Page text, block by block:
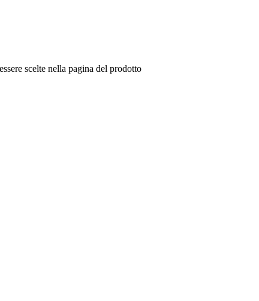
scelte nella pagina del prodotto